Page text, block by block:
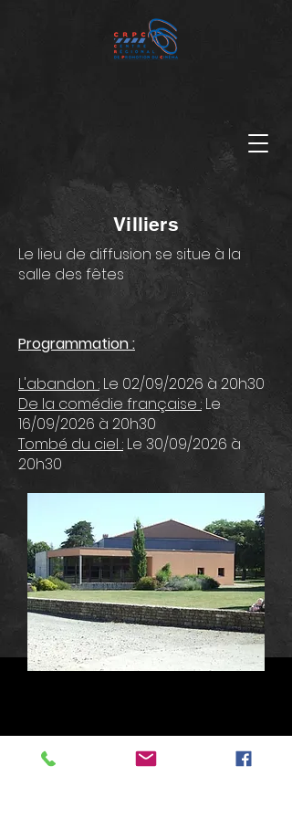
Villiers
Le lieu de diffusion se situe à la
salle des fêtes
Programmation :
L'abandon : Le 02/09/2026 à 20h30
De la comédie française : Le
16/09/2026 à 20h30
Tombé du ciel : Le 30/09/2026 à
20h30